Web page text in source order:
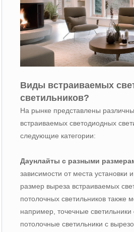
Виды встраиваемых
светильников?
На рынке представлены
встраиваемых светодиодных
следующие категории:
Даунлайты с разными
зависимости от места установки
размер выреза встраиваемых
потолочных светильников также
например, точечные
потолочные светильники с